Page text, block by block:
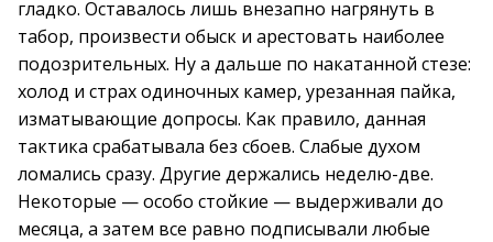
гладко. Оставалось лишь внезапно нагрянуть в
табор, произвести обыск и арестовать наиболее
подозрительных. Ну а дальше по накатанной стезе:
холод и страх одиночных камер, урезанная пайка,
изматывающие допросы. Как правило, данная
тактика срабатывала без сбоев. Слабые духом
ломались сразу. Другие держались неделю-две.
Некоторые — особо стойкие — выдерживали до
месяца, а затем все равно подписывали любые